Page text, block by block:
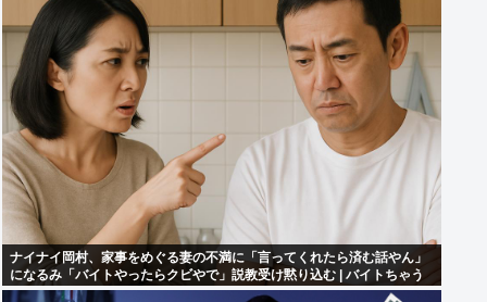
ナイナイ岡村、家事をめぐる妻の不満に「言ってくれたら済む話やん」
になるみ「バイトやったらクビやで」説教受け黙り込む | バイトちゃう
やろ